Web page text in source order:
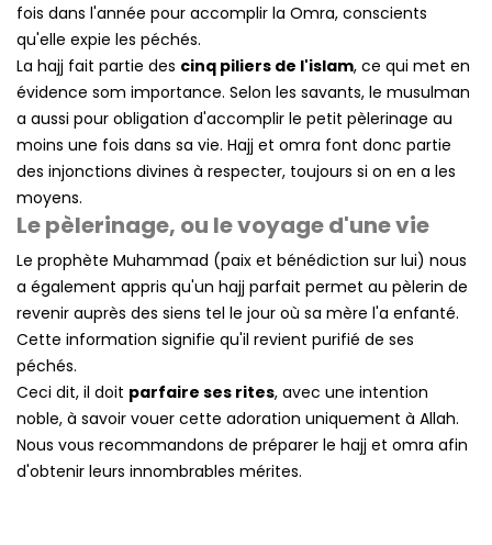
fois dans l'année pour accomplir la Omra, conscients
qu'elle expie les péchés.
La hajj fait partie des cinq piliers de l'islam, ce qui met en
évidence som importance. Selon les savants, le musulman
a aussi pour obligation d'accomplir le petit pèlerinage au
moins une fois dans sa vie. Hajj et omra font donc partie
des injonctions divines à respecter, toujours si on en a les
moyens.
Le pèlerinage, ou le voyage d'une vie
Le prophète Muhammad (paix et bénédiction sur lui) nous
a également appris qu'un hajj parfait permet au pèlerin de
revenir auprès des siens tel le jour où sa mère l'a enfanté.
Cette information signifie qu'il revient purifié de ses
péchés.
Ceci dit, il doit parfaire ses rites, avec une intention
noble, à savoir vouer cette adoration uniquement à Allah.
Nous vous recommandons de préparer le hajj et omra afin
d'obtenir leurs innombrables mérites.